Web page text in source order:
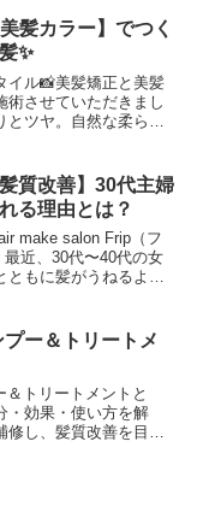
カラーで、...
髪カラー】でつく
✨
イル📸美髪矯正と美髪
術させていただきまし
ツヤ。自然な柔らか
髪の内部から整える美
ジ毛や広...
質改善】30代主婦
る理由とは？
make salon Frip（フ
最近、30代〜40代の女
もに髪がうねるよう
住まいの主婦の...
ー＆トリートメ
＆トリートメントと
・効果・使い方を解
修し、髪質改善を目指